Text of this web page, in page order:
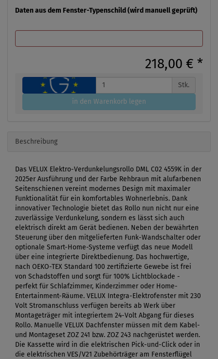
Daten aus dem Fenster-Typenschild (wird manuell geprüft)
218,00 € *
Stk.
in den Warenkorb legen
Beschreibung
Das VELUX Elektro-Verdunkelungsrollo DML C02 4559K in der
2025er Ausführung und der Farbe Rehbraun mit alufarbenen
Seitenschienen vereint modernes Design mit maximaler
Funktionalität für ein komfortables Wohnerlebnis. Dank
innovativer Technologie bietet das Rollo nun nicht nur eine
zuverlässige Verdunkelung, sondern es lässt sich auch
elektrisch direkt am Gerät bedienen. Neben der bewährten
Steuerung über den mitgelieferten Funk-Wandschalter oder
optionale Smart-Home-Systeme verfügt das neue Modell
über eine integrierte Direktbedienung. Das hochwertige,
nach OEKO-TEX Standard 100 zertifizierte Gewebe ist frei
von Schadstoffen und sorgt für 100% Lichtblockade -
perfekt für Schlafzimmer, Kinderzimmer oder Home-
Entertainment-Räume. VELUX Integra-Elektrofenster mit 230
Volt Stromanschluss verfügen bereits ab Werk über
Montageträger mit integriertem 24-Volt Abgang für dieses
Rollo. Manuelle VELUX Dachfenster müssen mit dem Kabel-
und Montageset ZOZ 241 bzw. ZOZ 243 nachgerüstet werden.
Die Kassette wird in die elektrischen Pick-und-Click oder in
die elektrischen VES/V21 Zubehörträger am Fensterflügel